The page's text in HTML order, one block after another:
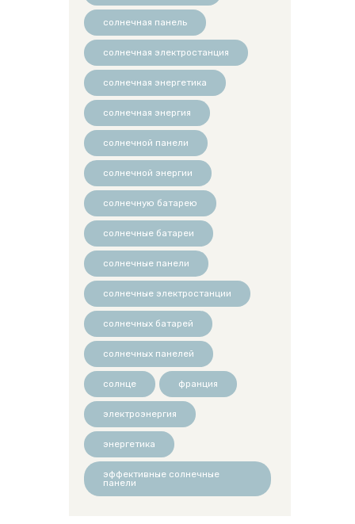
солнечная панель
солнечная электростанция
солнечная энергетика
солнечная энергия
солнечной панели
солнечной энергии
солнечную батарею
солнечные батареи
солнечные панели
солнечные электростанции
солнечных батарей
солнечных панелей
солнце франция
электроэнергия
энергетика
эффективные солнечные
панели